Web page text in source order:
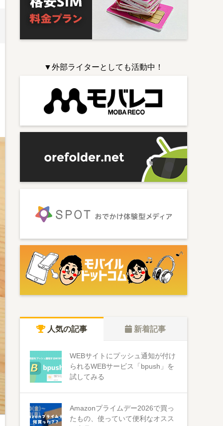
▼外部ライターとしても活動中！
人気の記事 新着記事
WEBサイトにプッシュ通知が付け
られるWEBサービス「bpush」を
試してみる
Amazonプライムデー2026で買っ
たもの、使っていて便利なオスス